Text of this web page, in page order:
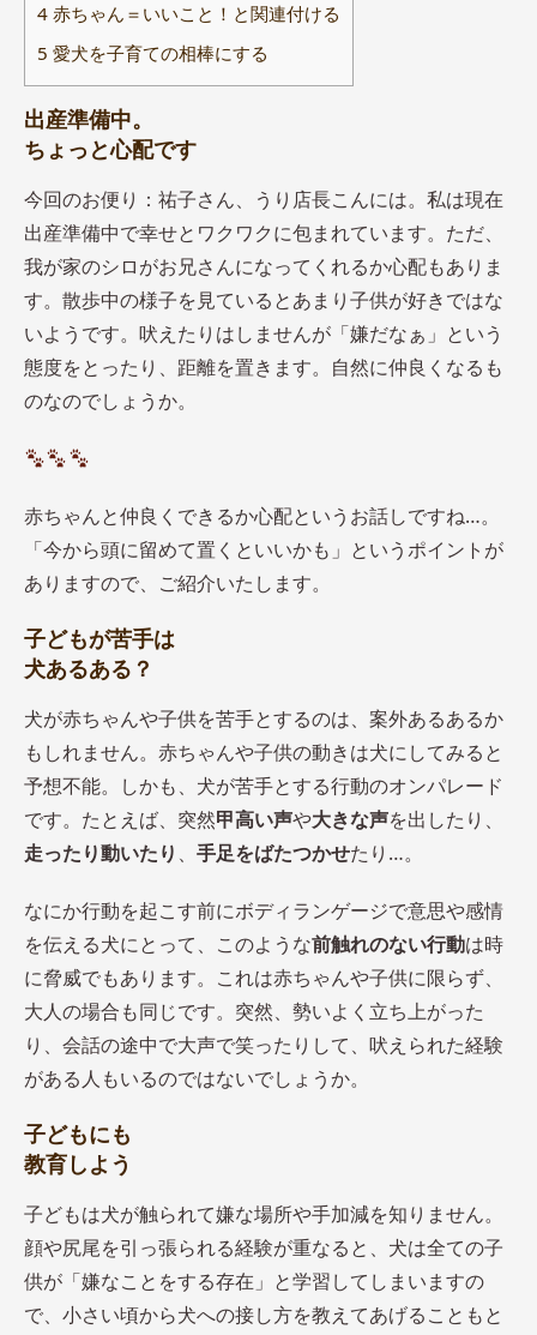
4 赤ちゃん＝いいこと！と関連付ける
5 愛犬を子育ての相棒にする
出産準備中。
ちょっと心配です
今回のお便り：祐子さん、うり店長こんには。私は現在
出産準備中で幸せとワクワクに包まれています。ただ、
我が家のシロがお兄さんになってくれるか心配もありま
す。散歩中の様子を見ているとあまり子供が好きではな
いようです。吠えたりはしませんが「嫌だなぁ」という
態度をとったり、距離を置きます。自然に仲良くなるも
のなのでしょうか。
赤ちゃんと仲良くできるか心配というお話しですね…。
「今から頭に留めて置くといいかも」というポイントが
ありますので、ご紹介いたします。
子どもが苦手は
犬あるある？
犬が赤ちゃんや子供を苦手とするのは、案外あるあるか
もしれません。赤ちゃんや子供の動きは犬にしてみると
予想不能。しかも、犬が苦手とする行動のオンパレード
です。たとえば、突然甲高い声や大きな声を出したり、
走ったり動いたり 、 手足をばたつかせたり…。
なにか行動を起こす前にボディランゲージで意思や感情
を伝える犬にとって、このような前触れのない行動は時
に脅威でもあります。これは赤ちゃんや子供に限らず、
大人の場合も同じです。突然、勢いよく立ち上がった
り、会話の途中で大声で笑ったりして、吠えられた経験
がある人もいるのではないでしょうか。
子どもにも
教育しよう
子どもは犬が触られて嫌な場所や手加減を知りません。
顔や尻尾を引っ張られる経験が重なると、犬は全ての子
供が「嫌なことをする存在」と学習してしまいますの
で、小さい頃から犬への接し方を教えてあげることもと